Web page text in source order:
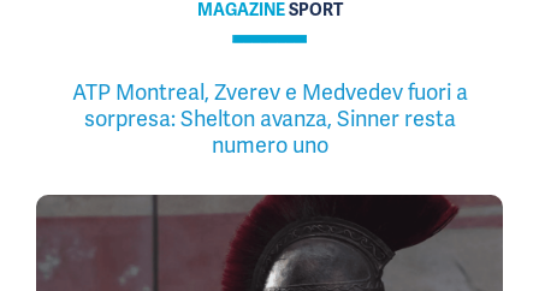
MAGAZINESPORT
ATP Montreal, Zverev e Medvedev fuori a
sorpresa: Shelton avanza, Sinner resta
numero uno